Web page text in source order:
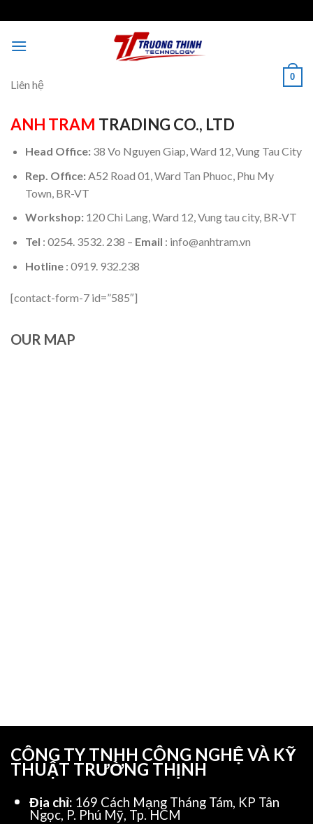
to
content
0
Liên hệ
ANH TRAM TRADING CO., LTD
Head Office:38 Vo Nguyen Giap, Ward 12, Vung Tau City
Rep. Office:A52 Road 01, Ward Tan Phuoc, Phu My
Town, BR-VT
Workshop:120 Chi Lang, Ward 12, Vung tau city, BR-VT
Tel : 0254. 3532. 238 – Email : info@anhtram.vn
Hotline: 0919. 932.238
[contact-form-7 id=”585″]
OUR MAP
CÔNG TY TNHH CÔNG NGHỆ VÀ KỸ
THUẬT TRƯỜNG THỊNH
Địa chỉ: 169 Cách Mạng Tháng Tám, KP Tân
Ngọc, P. Phú Mỹ, Tp. HCM